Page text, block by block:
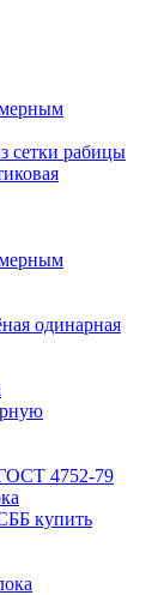
сетки рабицы
одинарная
4752-79
купить